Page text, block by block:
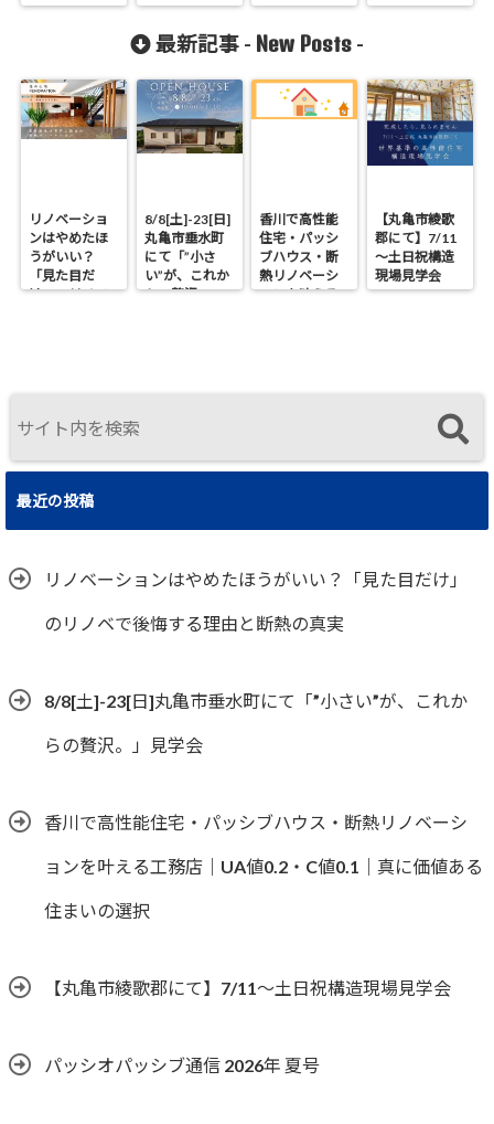
最新記事 - New Posts -
リノベーショ
ンはやめたほ
うがいい？
「見た目だ
け」のリノベ
8/8[土]-23[日]
丸亀市垂水町
にて「”小さ
い”が、これか
らの贅沢。」
香川で高性能
住宅・パッシ
ブハウス・断
熱リノベーシ
ョンを叶える
【丸亀市綾歌
郡にて】7/11
～土日祝構造
現場見学会
最近の投稿
リノベーションはやめたほうがいい？「見た目だけ」
のリノベで後悔する理由と断熱の真実
8/8[土]-23[日]丸亀市垂水町にて「”小さい”が、これか
らの贅沢。」見学会
香川で高性能住宅・パッシブハウス・断熱リノベーシ
ョンを叶える工務店｜UA値0.2・C値0.1｜真に価値ある
住まいの選択
【丸亀市綾歌郡にて】7/11～土日祝構造現場見学会
パッシオパッシブ通信 2026年 夏号